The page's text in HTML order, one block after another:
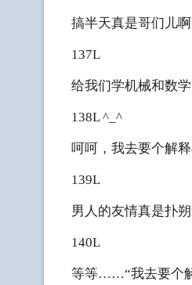
搞半天真是哥们儿啊
137L
给我们学机械和数学
138L ^_^
呵呵，我去要个解
139L
男人的友情真是扑
140L
等等……“我去要个